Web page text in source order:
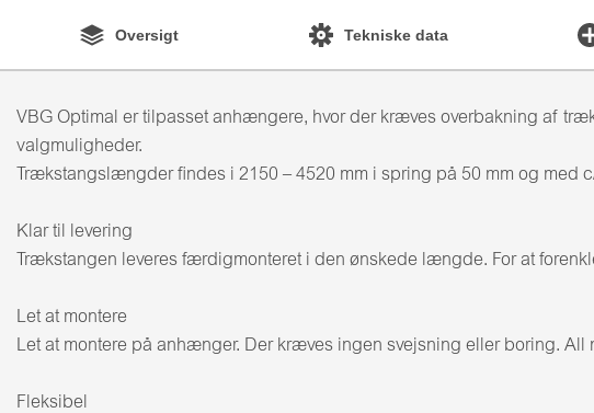
Oversigt Tekniske data
VBG Optimal er tilpasset anhængere, hvor der kræves overbakning af
valgmuligheder.
Trækstangslængder findes i 2150 – 4520 mm i spring på 50 mm og med
Klar til levering
Trækstangen leveres færdigmonteret i den ønskede længde. For at
Let at montere
Let at montere på anhænger. Der kræves ingen svejsning eller boring.
Fleksibel